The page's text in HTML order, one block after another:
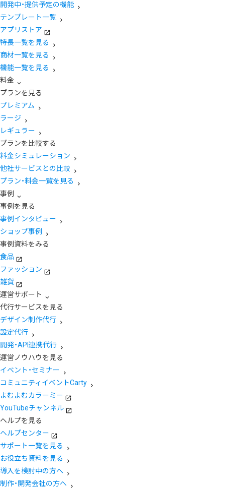
開発中・提供予定の機能
テンプレート一覧
アプリストア
特長一覧を見る
商材一覧を見る
機能一覧を見る
料金
プランを見る
プレミアム
ラージ
レギュラー
プランを比較する
料金シミュレーション
他社サービスとの比較
プラン・料金一覧を見る
事例
事例を見る
事例インタビュー
ショップ事例
事例資料をみる
食品
ファッション
雑貨
運営サポート
代行サービスを見る
デザイン制作代行
設定代行
開発・API連携代行
運営ノウハウを見る
イベント・セミナー
コミュニティイベントCarty
よむよむカラーミー
YouTubeチャンネル
ヘルプを見る
ヘルプセンター
サポート一覧を見る
お役立ち資料を見る
導入を検討中の方へ
制作・開発会社の方へ